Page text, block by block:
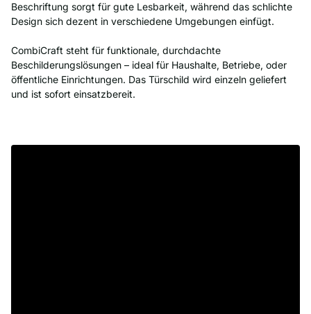
Beschriftung sorgt für gute Lesbarkeit, während das schlichte
Design sich dezent in verschiedene Umgebungen einfügt.
CombiCraft steht für funktionale, durchdachte
Beschilderungslösungen – ideal für Haushalte, Betriebe, oder
öffentliche Einrichtungen. Das Türschild wird einzeln geliefert
und ist sofort einsatzbereit.